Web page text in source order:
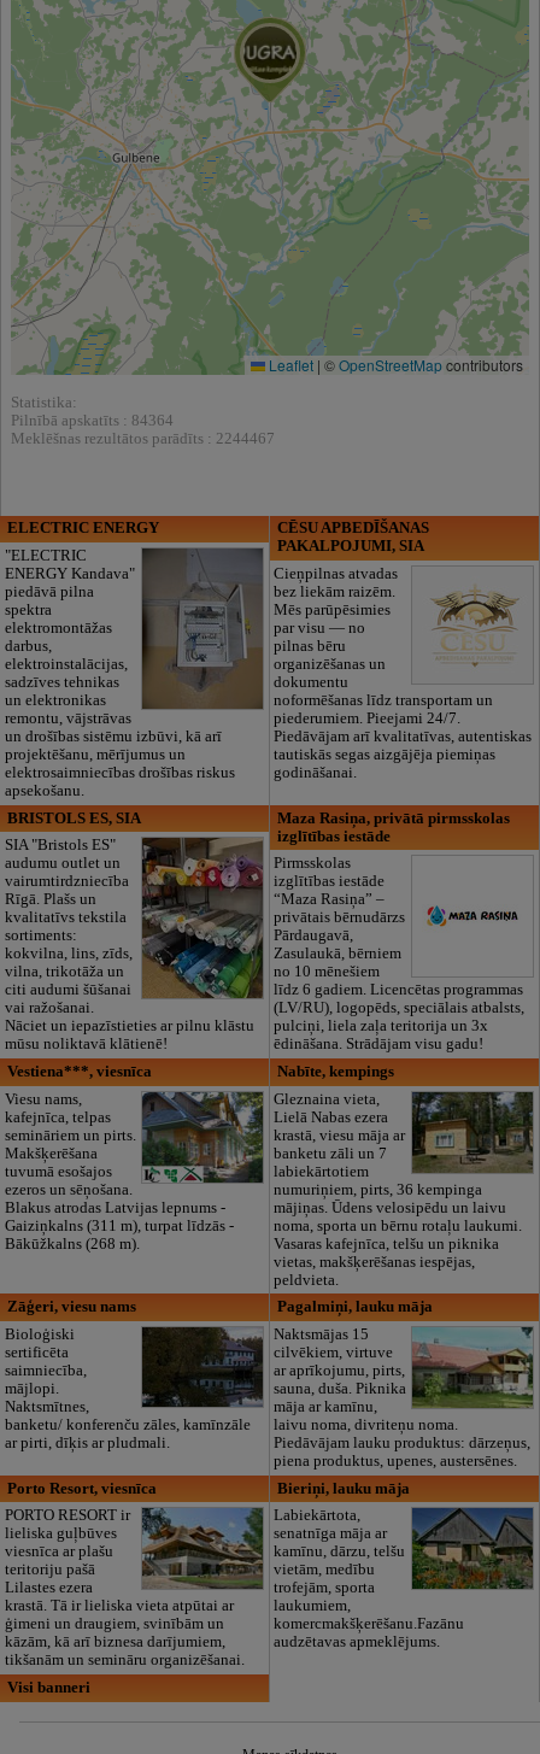
Leaflet | ©OpenStreetMapcontributors
Statistika:
Pilnībā apskatīts : 84364
Meklēšnas rezultātos parādīts : 2244467
ELECTRIC ENERGY
"ELECTRIC
ENERGY Kandava"
piedāvā pilna
spektra
elektromontāžas
darbus,
elektroinstalācijas,
sadzīves tehnikas
un elektronikas
remontu, vājstrāvas
un drošības sistēmu izbūvi, kā arī
projektēšanu, mērījumus un
elektrosaimniecības drošības riskus
apsekošanu.
CĒSU APBEDĪŠANAS
PAKALPOJUMI, SIA
Cieņpilnas atvadas
bez liekām raizēm.
Mēs parūpēsimies
par visu — no
pilnas bēru
organizēšanas un
dokumentu
noformēšanas līdz transportam un
piederumiem. Pieejami 24/7.
Piedāvājam arī kvalitatīvas, autentiskas
tautiskās segas aizgājēja piemiņas
godināšanai.
BRISTOLS ES, SIA
SIA "Bristols ES"
audumu outlet un
vairumtirdzniecība
Rīgā. Plašs un
kvalitatīvs tekstila
sortiments:
kokvilna, lins, zīds,
vilna, trikotāža un
citi audumi šūšanai
vai ražošanai.
Nāciet un iepazīstieties ar pilnu klāstu
mūsu noliktavā klātienē!
Maza Rasiņa, privātā pirmsskolas
izglītības iestāde
Pirmsskolas
izglītības iestāde
“Maza Rasiņa” –
privātais bērnudārzs
Pārdaugavā,
Zasulaukā, bērniem
no 10 mēnešiem
līdz 6 gadiem. Licencētas programmas
(LV/RU), logopēds, speciālais atbalsts,
pulciņi, liela zaļa teritorija un 3x
ēdināšana. Strādājam visu gadu!
Vestiena***, viesnīca
Viesu nams,
kafejnīca, telpas
semināriem un pirts.
Makšķerēšana
tuvumā esošajos
ezeros un sēņošana.
Blakus atrodas Latvijas lepnums -
Gaiziņkalns (311 m), turpat līdzās -
Bākūžkalns (268 m).
Nabīte, kempings
Gleznaina vieta,
Lielā Nabas ezera
krastā, viesu māja ar
banketu zāli un 7
labiekārtotiem
numuriņiem, pirts, 36 kempinga
mājiņas. Ūdens velosipēdu un laivu
noma, sporta un bērnu rotaļu laukumi.
Vasaras kafejnīca, telšu un piknika
vietas, makšķerēšanas iespējas,
peldvieta.
Zāģeri, viesu nams
Bioloģiski
sertificēta
saimniecība,
mājlopi.
Naktsmītnes,
banketu/ konferenču zāles, kamīnzāle
ar pirti, dīķis ar pludmali.
Pagalmiņi, lauku māja
Naktsmājas 15
cilvēkiem, virtuve
ar aprīkojumu, pirts,
sauna, duša. Piknika
māja ar kamīnu,
laivu noma, divriteņu noma.
Piedāvājam lauku produktus: dārzeņus,
piena produktus, upenes, austersēnes.
Porto Resort, viesnīca
PORTO RESORT ir
lieliska guļbūves
viesnīca ar plašu
teritoriju pašā
Lilastes ezera
krastā. Tā ir lieliska vieta atpūtai ar
ģimeni un draugiem, svinībām un
kāzām, kā arī biznesa darījumiem,
tikšanām un semināru organizēšanai.
Bieriņi, lauku māja
Labiekārtota,
senatnīga māja ar
kamīnu, dārzu, telšu
vietām, medību
trofejām, sporta
laukumiem,
komercmakšķerēšanu.Fazānu
audzētavas apmeklējums.
Visi banneri